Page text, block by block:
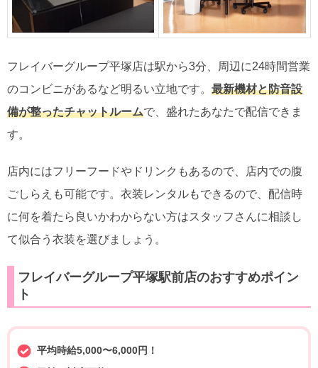
フレイバーグループ平塚店は駅から3分、周辺に24時間営業
のコンビニがあるなど明るい立地です。 最新機材と防音設
備が整ったチャットルームで、盛れたあなたで配信できま
す。
店内にはフリーフードやドリンクもあるので、店内での腹
ごしらえも可能です。衣装レンタルもできるので、配信時
に何を着たら良いかわからない方はスタッフさんに相談し
て似合う衣装を選びましょう。
フレイバーグループ平塚駅前店のおすすめポイン
ト
平均時給5,000〜6,000円！